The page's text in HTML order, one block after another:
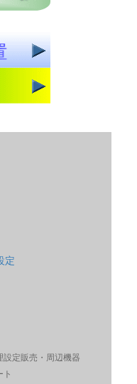
定
定販売・周辺機器
ト